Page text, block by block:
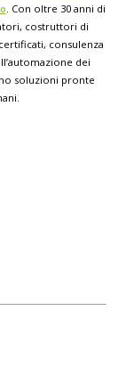
. Con oltre 30 anni di
costruttori di
consulenza
dei
soluzioni pronte